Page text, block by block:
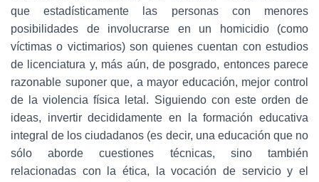
que estadísticamente las personas con menores
posibilidades de involucrarse en un homicidio (como
víctimas o victimarios) son quienes cuentan con estudios
de licenciatura y, más aún, de posgrado, entonces parece
razonable suponer que, a mayor educación, mejor control
de la violencia física letal. Siguiendo con este orden de
ideas, invertir decididamente en la formación educativa
integral de los ciudadanos (es decir, una educación que no
sólo aborde cuestiones técnicas, sino también
relacionadas con la ética, la vocación de servicio y el